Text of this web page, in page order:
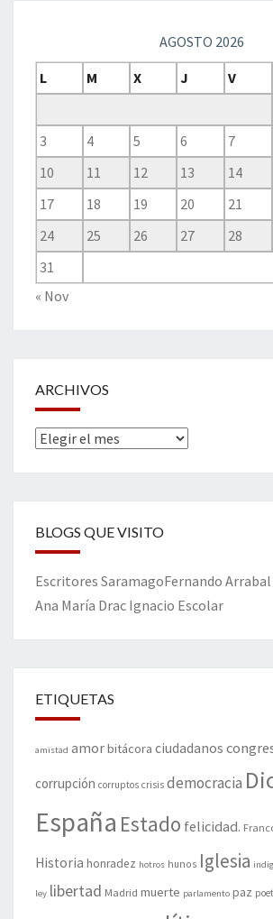
AGOSTO 2026
L
M X J V
3
4 5 6 7
10
11 12 13 14
17
18 19 20 21
24
25 26 27 28
31
« Nov
ARCHIVOS
Archivos
BLOGS QUE VISITO
Escritores SaramagoFernando Arrabal
Ana María Drac Ignacio Escolar
ETIQUETAS
amistad amorbitácora ciudadanos
corrupción corruptos crisis democracia
España Estado felicidad.
Historia honradez hotros hunos Iglesia
ley libertad Madrid muerte parlamento paz